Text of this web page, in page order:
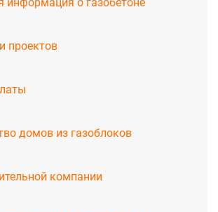
проектов
домов из газоблоков
компании